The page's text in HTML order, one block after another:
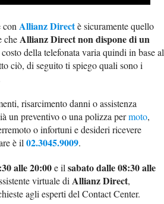
con Allianz Directè sicuramente quello
cheAllianz Direct non dispone di un
della telefonata varia quindi in base al
ciò, di seguito ti spiego quali sono i
risarcimento danni o assistenza
un preventivo o una polizza permoto,
o infortuni e desideri ricevere
è il 02.3045.9009.
alle 20:00e il sabato dalle 08:30 alle
virtuale di Allianz Direct,
agli esperti del Contact Center.